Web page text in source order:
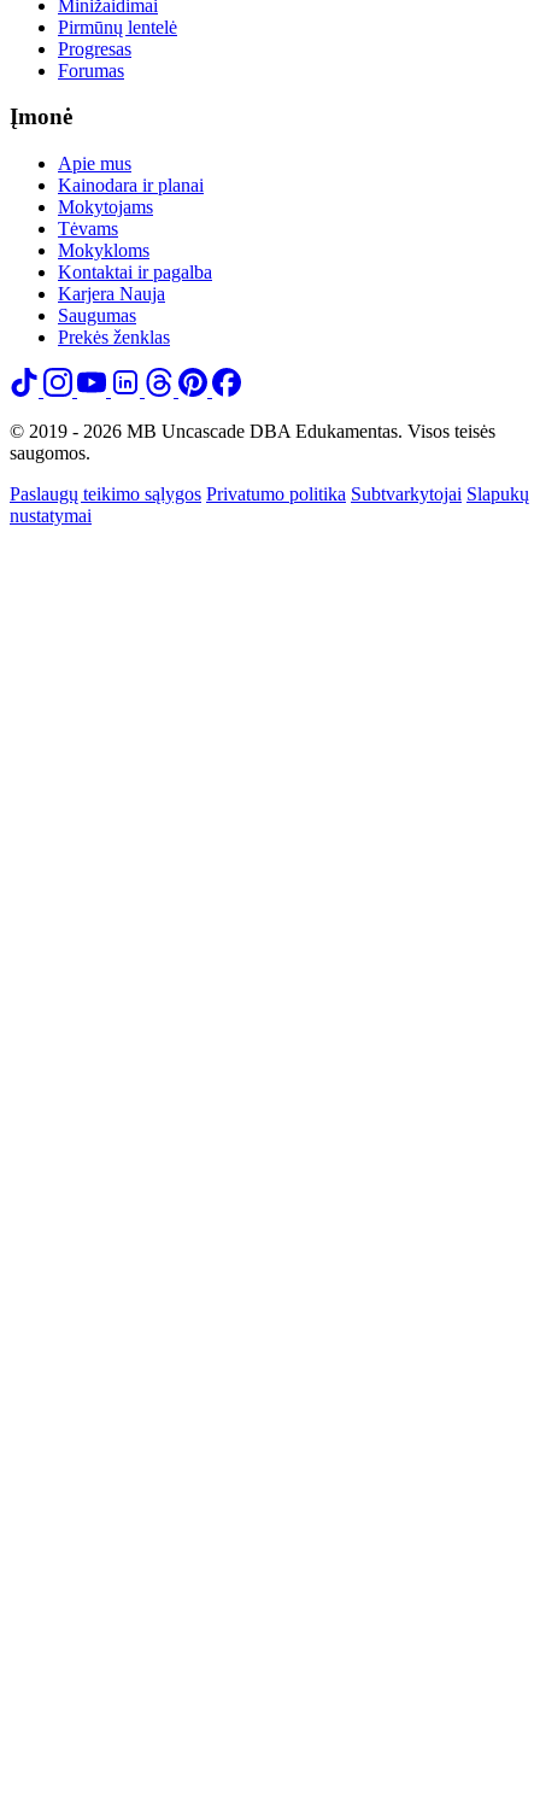
Minižaidimai
Pirmūnų lentelė
Progresas
Forumas
Įmonė
Apie mus
Kainodara ir planai
Mokytojams
Tėvams
Mokykloms
Kontaktai ir pagalba
Karjera Nauja
Saugumas
Prekės ženklas
© 2019 - 2026 MB Uncascade DBA Edukamentas. Visos teisės
saugomos.
Paslaugų teikimo sąlygos Privatumo politika Subtvarkytojai Slapukų
nustatymai